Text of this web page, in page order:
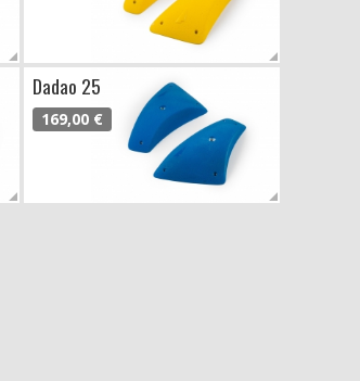
Dadao 25
169,00 €